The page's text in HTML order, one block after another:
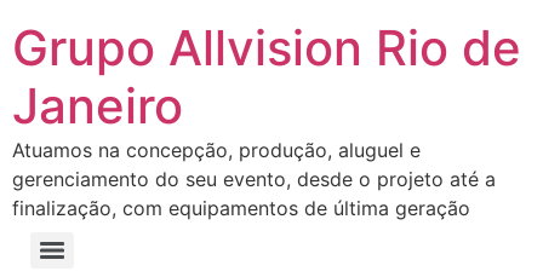
Grupo Allvision Rio de
Janeiro
Atuamos na concepção, produção, aluguel e
gerenciamento do seu evento, desde o projeto até a
finalização, com equipamentos de última geração